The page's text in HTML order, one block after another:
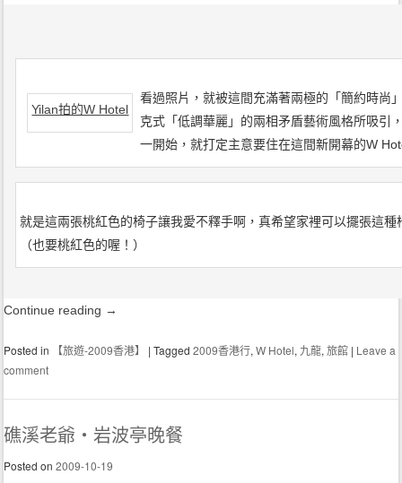
看過
Yilan拍的W Hotel
照片，就被這間充滿著兩極的「簡約時尚
克式「低調華麗」的兩相矛盾藝術風格所吸引
一開始，就打定主意要住在這間新開幕的W
就是這兩張桃紅色的椅子讓我愛不釋手啊，真希望家裡可以擺張這種
（也要桃紅色的喔！）
Continue reading →
Posted in 【旅遊-2009香港】 |Tagged2009香港行,W Hotel, 九龍,旅館 | Leave a
comment
礁溪老爺‧岩波亭晚餐
Posted on2009-10-19